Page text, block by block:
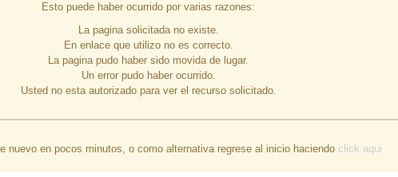
Esto puede haber ocurrido por varias razones:
La pagina solicitada no existe.
En enlace que utilizo no es correcto.
La pagina pudo haber sido movida de lugar.
Un error pudo haber ocurrido.
Usted no esta autorizado para ver el recurso solicitado.
nuevo en pocos minutos, o como alternativa regrese al inicio haciendo click aqui